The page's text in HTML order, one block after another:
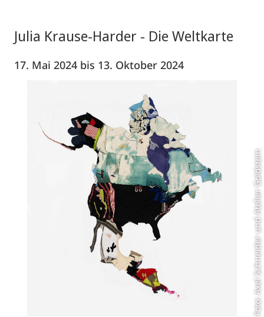
Julia Krause-Harder - Die Weltkarte
17. Mai 2024 bis 13. Oktober 2024
Foto: Axel Schneider und Atelier Goldstein